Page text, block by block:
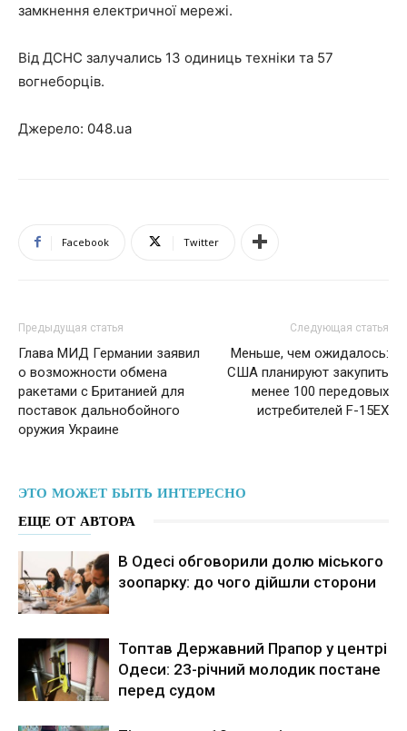
замкнення електричної мережі.
Від ДСНС залучались 13 одиниць техніки та 57
вогнеборців.
Джерело: 048.ua
Facebook Twitter
Предыдущая статья
Глава МИД Германии заявил
о возможности обмена
ракетами с Британией для
поставок дальнобойного
оружия Украине
Следующая статья
Меньше, чем ожидалось:
США планируют закупить
менее 100 передовых
истребителей F-15EX
ЭТО МОЖЕТ БЫТЬ ИНТЕРЕСНО
ЕЩЕ ОТ АВТОРА
В Одесі обговорили долю міського
зоопарку: до чого дійшли сторони
Топтав Державний Прапор у центрі
Одеси: 23-річний молодик постане
перед судом